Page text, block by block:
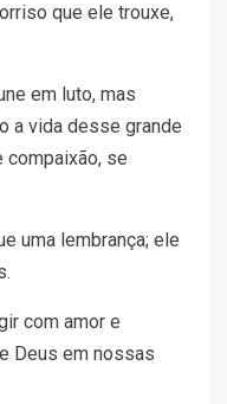
que ele trouxe,
em luto, mas
a vida desse grande
compaixão, se
uma lembrança; ele
com amor e
Deus em nossas